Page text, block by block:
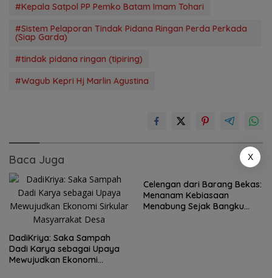
#Kepala Satpol PP Pemko Batam Imam Tohari
#Sistem Pelaporan Tindak Pidana Ringan Perda Perkada
(Siap Garda)
#tindak pidana ringan (tipiring)
#Wagub Kepri Hj Marlin Agustina
Baca Juga
DadiKriya: Saka Sampah
Dadi Karya sebagai Upaya
Mewujudkan Ekonomi
Celengan dari Barang Bekas:
Menanam Kebiasaan
Menabung Sejak Bangku
X